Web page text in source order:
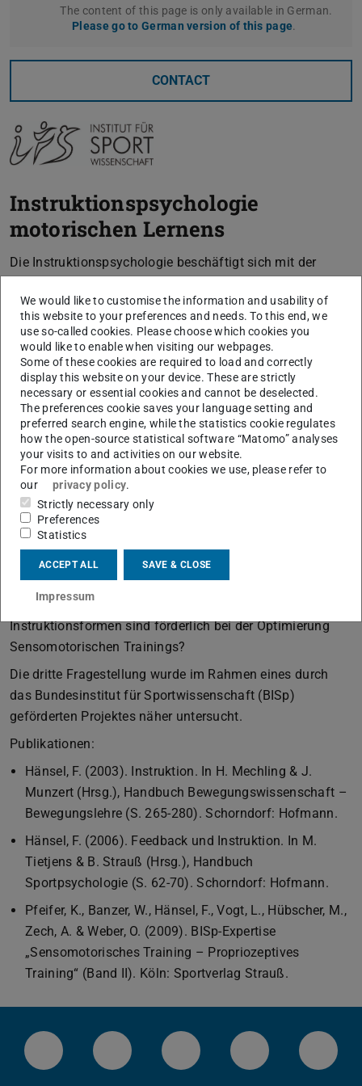
The content of this page is only available in German.
Please go to German version of this page.
CONTACT
Instruktionspsychologie
motorischen Lernens
Die Instruktionspsychologie beschäftigt sich mit der
zur Optimierung und Rationalisierung von Lernprozessen.
Allerdings ist die Instruktionspsychologie bisher nicht auf
motorische Lernaufgaben angewendet worden.
Andererseits hat sich die Motorikforschung bisher kaum
mit den Erkenntnissen der Instruktionspsychologie
auseinandergesetzt.
In diesem Forschungsbereich stehen drei generelle
Fragestellungen im Mittelpunkt: (1) Welche
Instruktionsformen zur Beeinflussung der
Aufmerksamkeit sind im Rahmen des Neulernens
koordinativ anspruchsvoller Aufgaben (z. B. bei der Auge-
Hand-Koordination) förderlich? (2) Welche
Instruktionsformen sind förderlich bei schwierigen
Lernaufgaben (z. B. beim Umlernen, graduelle
Veränderungen der sportlichen Technik)? (3) Welche
Instruktionsformen sind förderlich bei der Optimierung
Sensomotorischen Trainings?
Die dritte Fragestellung wurde im Rahmen eines durch
das Bundesinstitut für Sportwissenschaft (BISp)
geförderten Projektes näher untersucht.
Publikationen:
Hänsel, F. (2003). Instruktion. In H. Mechling & J.
Munzert (Hrsg.), Handbuch Bewegungswissenschaft –
Bewegungslehre (S. 265-280). Schorndorf: Hofmann.
Hänsel, F. (2006). Feedback und Instruktion. In M.
Tietjens & B. Strauß (Hrsg.), Handbuch
Sportpsychologie (S. 62-70). Schorndorf: Hofmann.
Pfeifer, K., Banzer, W., Hänsel, F., Vogt, L., Hübscher, M.,
Zech, A. & Weber, O. (2009). BISp-Expertise
„Sensomotorisches Training – Propriozeptives
Training“ (Band II). Köln: Sportverlag Strauß.
LinkedIn-Seite der TU Darmstadt
Instagram-Kanal der TU
Bluesky-Kanal der TU
Facebook-
We would like to customise the information and usability of
this website to your preferences and needs. To this end, we
use so-called cookies. Please choose which cookies you
would like to enable when visiting our webpages.
Some of these cookies are required to load and correctly
display this website on your device. These are strictly
necessary or essential cookies and cannot be deselected.
The preferences cookie saves your language setting and
preferred search engine, while the statistics cookie regulates
how the open-source statistical software “Matomo” analyses
your visits to and activities on our website.
For more information about cookies we use, please refer to
our
privacy policy.
Strictly necessary only
Preferences
Statistics
ACCEPT ALL SAVE & CLOSE
Impressum